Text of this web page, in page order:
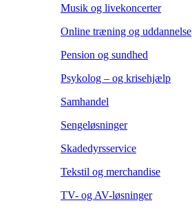
Musik og livekoncerter
Online træning og uddannelse
Pension og sundhed
Psykolog – og krisehjælp
Samhandel
Sengeløsninger
Skadedyrsservice
Tekstil og merchandise
TV- og AV-løsninger